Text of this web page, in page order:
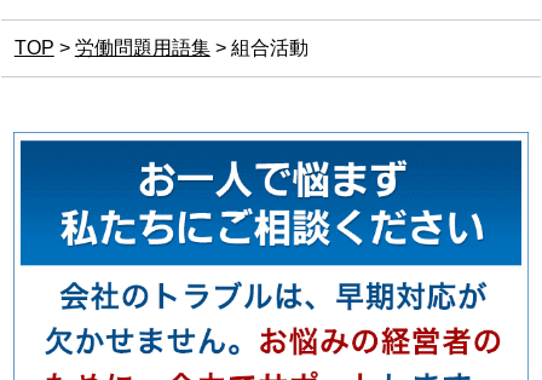
TOP > 労働問題用語集> 組合活動